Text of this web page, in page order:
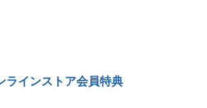
ラインストア会員特典